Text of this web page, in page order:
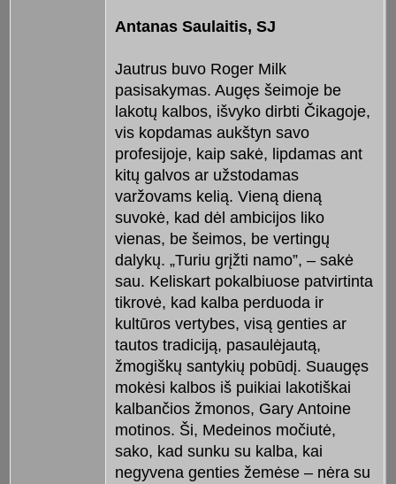
Antanas Saulaitis, SJ
Jautrus buvo Roger Milk
pasisakymas. Augęs šeimoje be
lakotų kalbos, išvyko dirbti Čikagoje,
vis kopdamas aukštyn savo
profesijoje, kaip sakė, lipdamas ant
kitų galvos ar užstodamas
varžovams kelią. Vieną dieną
suvokė, kad dėl ambicijos liko
vienas, be šeimos, be vertingų
dalykų. „Turiu grįžti namo”, – sakė
sau. Keliskart pokalbiuose patvirtinta
tikrovė, kad kalba perduoda ir
kultūros vertybes, visą genties ar
tautos tradiciją, pasaulėjautą,
žmogiškų santykių pobūdį. Suaugęs
mokėsi kalbos iš puikiai lakotiškai
kalbančios žmonos, Gary Antoine
motinos. Ši, Medeinos močiutė,
sako, kad sunku su kalba, kai
negyvena genties žemėse – nėra su